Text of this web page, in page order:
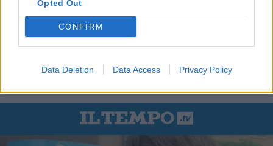
Opted Out
CONFIRM
Data Deletion Data Access Privacy Policy